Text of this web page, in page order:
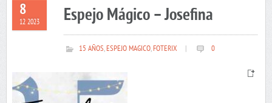
8
12 2023 Espejo Mágico – Josefina
15 AÑOS,ESPEJO MAGICO,FOTERIX 0